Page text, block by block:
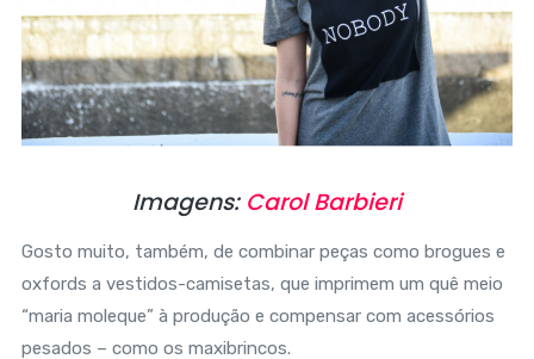
Imagens: Carol Barbieri
Gosto muito, também, de combinar peças como brogues e
oxfords a vestidos-camisetas, que imprimem um quê meio
“maria moleque” à produção e compensar com acessórios
pesados – como os maxibrincos.